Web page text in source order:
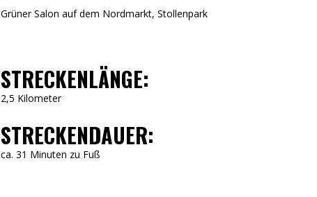
Grüner Salon auf dem Nordmarkt, Stollenpark
STRECKENLÄNGE:
2,5 Kilometer
STRECKENDAUER:
ca. 31 Minuten zu Fuß